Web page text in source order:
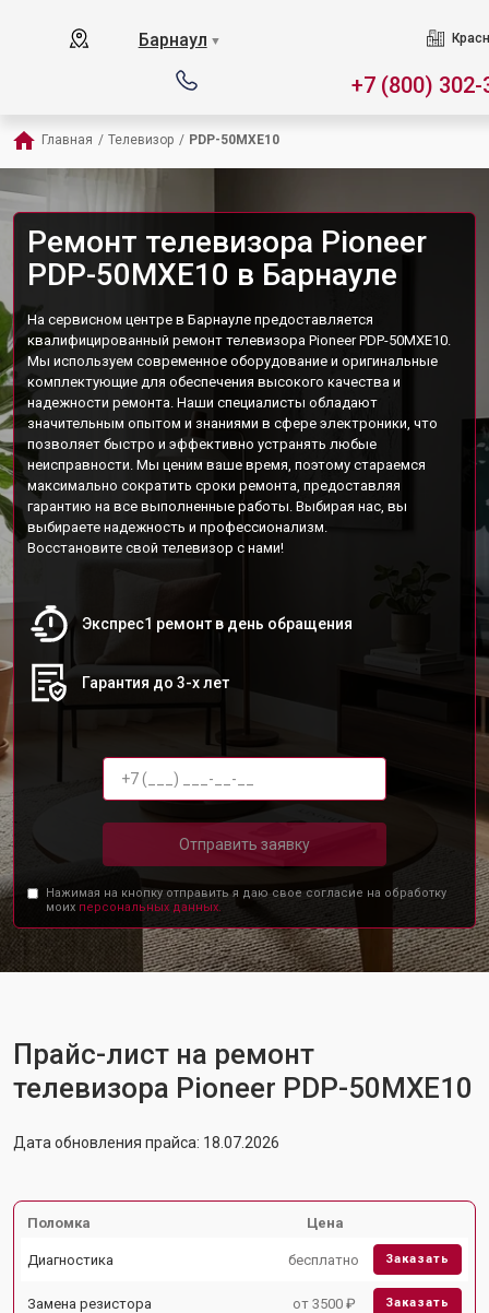
Барнаул ▼
+7 (800) 302-
Главная / Телевизор / PDP-50MXE10
Ремонт телевизора Pioneer
PDP-50MXE10 в Барнауле
На сервисном центре в Барнауле предоставляется
квалифицированный ремонт телевизора Pioneer PDP-50MXE10.
Мы используем современное оборудование и оригинальные
комплектующие для обеспечения высокого качества и
надежности ремонта. Наши специалисты обладают
значительным опытом и знаниями в сфере электроники, что
позволяет быстро и эффективно устранять любые
неисправности. Мы ценим ваше время, поэтому стараемся
максимально сократить сроки ремонта, предоставляя
гарантию на все выполненные работы. Выбирая нас, вы
выбираете надежность и профессионализм.
Восстановите свой телевизор с нами!
Экспрес1 ремонт в день обращения
Гарантия до 3-х лет
Отправить заявку
Нажимая на кнопку отправить я даю свое согласие на обработку
моих персональных данных.
Прайс-лист на ремонт
телевизора Pioneer PDP-50MXE10
Дата обновления прайса: 18.07.2026
Поломка Цена
Диагностика бесплатно Заказать
Замена резистора от 3500 ₽ Заказать